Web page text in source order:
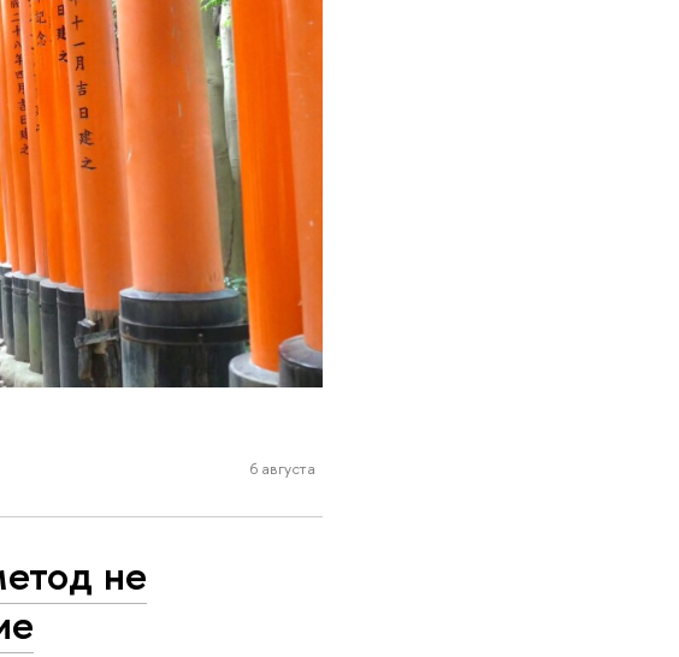
6 августа
не